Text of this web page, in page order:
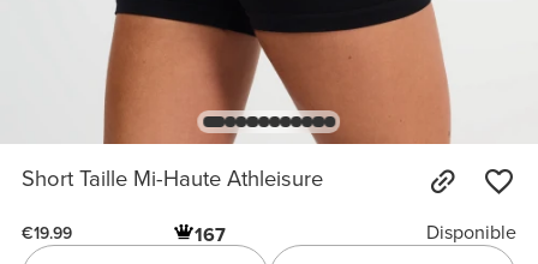
Short Taille Mi-Haute Athleisure
€19.99 167
Disponible